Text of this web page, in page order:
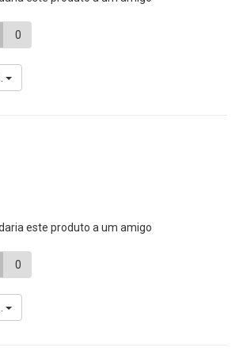
fontes USB 5V
/ Equivalentes:
FinePix SL285, Fujifilm FinePix SL300,
Fujifilm FinePix SL310 e Fujifilm
Aiptek AHD 2 e Aiptek AHD H23
0
este produto a um amigo
0